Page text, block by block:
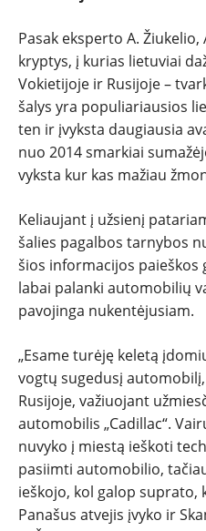
Pasak eksperto A.
kryptys, į kurias lietuviai
Vokietijoje ir Rusijoje –
šalys yra populiariausios
ten ir įvyksta daugiausia
nuo 2014 smarkiai
vyksta kur kas mažiau
Keliaujant į užsienį
šalies pagalbos tarnybos
šios informacijos paieškos
labai palanki automobilių
pavojinga nukentėjusiam.
„Esame turėję keletą
vogtų sugedusį
Rusijoje, važiuojant
automobilis „Cadillac“.
nuvyko į miestą ieškoti
pasiimti automobilio,
ieškojo, kol galop suprato,
Panašus atvejis įvyko ir